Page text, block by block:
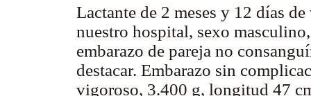
Lactante de 2 meses y 12 días
nuestro hospital, sexo
embarazo de pareja no
destacar. Embarazo sin
vigoroso, 3.400 g, longitud 47